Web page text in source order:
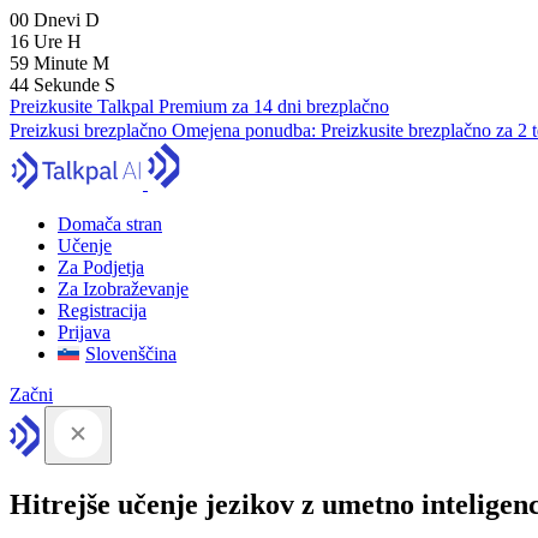
00 Dnevi D
16 Ure H
59 Minute M
43 Sekunde S
Preizkusite Talkpal Premium za 14 dni brezplačno
Preizkusi brezplačno Omejena ponudba: Preizkusite brezplačno za 2
Domača stran
Učenje
Za Podjetja
Za Izobraževanje
Registracija
Prijava
Slovenščina
Začni
Hitrejše učenje jezikov z umetno